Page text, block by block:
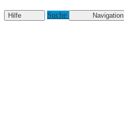
Hilfe Suche Navigation